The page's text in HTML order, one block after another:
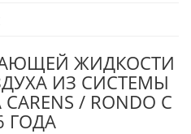
ЖИДКОСТИ
ИЗ СИСТЕМЫ
/ RONDO С
ГОДА